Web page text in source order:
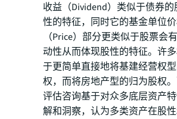
收益（Dividend）类似于债券
性的特征，同时它的基金单位
（Price）部分更类似于股票会
动性从而体现股性的特征。许
于更简单直接地将基建经营权
权，而将房地产型的归为股权
评估咨询基于对众多底层资产
解和洞察，认为多类资产在股